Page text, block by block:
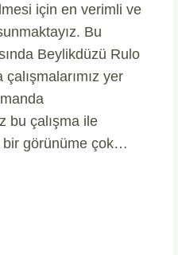
için en verimli ve
Bu
Beylikdüzü Rulo
yer
bu çalışma ile
bir görünüme çok…